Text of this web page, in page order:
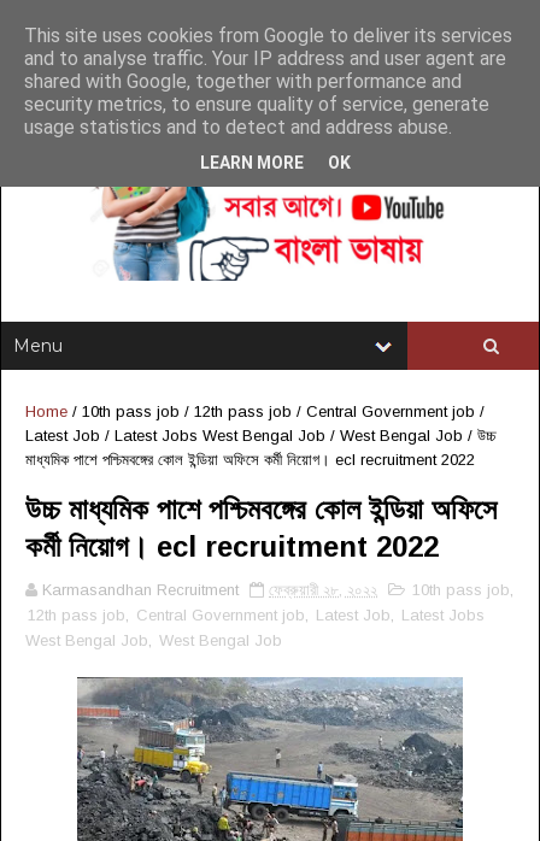
Home / 10th pass job / 12th pass job / Central Government job /
Latest Job / Latest Jobs West Bengal Job / West Bengal Job / উচ্চ
মাধ্যমিক পাশে পশ্চিমবঙ্গের কোল ইন্ডিয়া অফিসে কর্মী নিয়োগ। ecl recruitment 2022
উচ্চ মাধ্যমিক পাশে পশ্চিমবঙ্গের কোল ইন্ডিয়া অফিসে
কর্মী নিয়োগ। ecl recruitment 2022
Karmasandhan Recruitment ফেব্রুয়ারী ২৮, ২০২২ 10th pass job
12th pass job
Central Government job Latest Job
Latest Jobs
West Bengal Job
West Bengal Job
This site uses cookies from Google to deliver its services
and to analyse traffic. Your IP address and user agent are
shared with Google, together with performance and
security metrics, to ensure quality of service, generate
usage statistics and to detect and address abuse.
LEARN MORE OK